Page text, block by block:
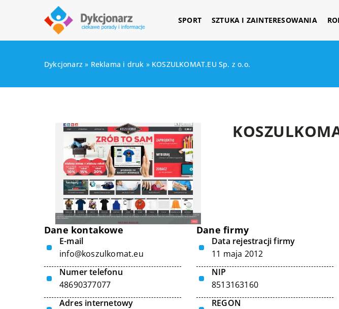
SPORT SZTUKA I ZAINTERESOWANIA
Dykcjonarz » Reklama i druk » KOSZULKOMAT.EU Sp. z o.o.
Dane kontakowe
E-mail
info@koszulkomat.eu
Numer telefonu
48690377077
Adres internetowy
Dane firmy
Data rejestracji firmy
11 maja 2012
NIP
8513163160
REGON